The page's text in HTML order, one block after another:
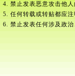
4. 禁止发表恶意攻击他
5. 任何转载或转贴都应
6. 禁止发表任何涉及政